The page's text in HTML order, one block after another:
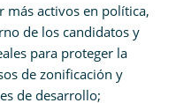
más activos en política,
de los candidatos y
para proteger la
de zonificación y
de desarrollo;